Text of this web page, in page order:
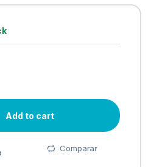
Add to cart
Comparar